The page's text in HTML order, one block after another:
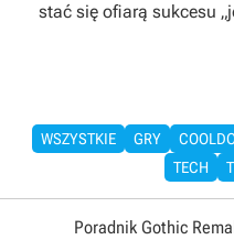
stać się ofiarą sukcesu
WSZYSTKIE GRY
TECH
Poradnik Gothic